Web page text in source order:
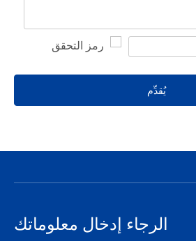
يُقدِّم
الرجاء إدخال معلوماتك